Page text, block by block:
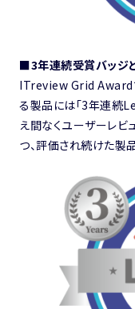
■3年連続受賞バッジ
ITreview Grid Award
る製品には「3年連続
え間なくユーザーレ
つ、評価され続けた製